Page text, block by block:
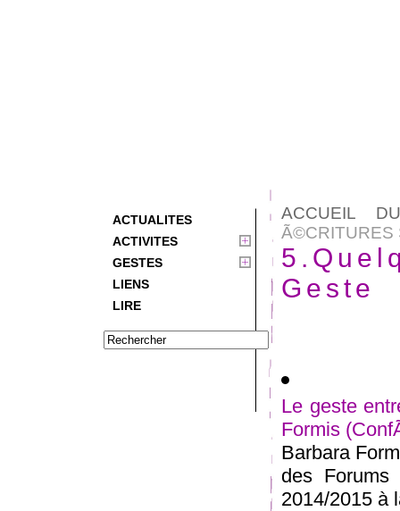
ACTUALITES
ACTIVITES
GESTES
LIENS
LIRE
ACCUEIL
Ã©CRITURES
Geste
Le geste
Formis
Barbara
des
2014/2015 à